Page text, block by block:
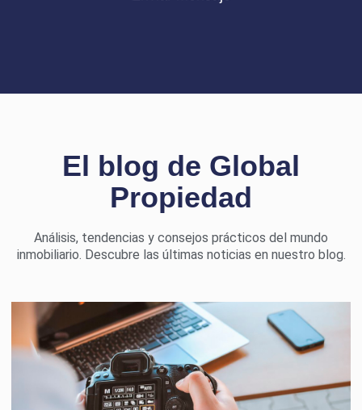
El blog de Global
Propiedad
Análisis, tendencias y consejos prácticos del mundo
inmobiliario. Descubre las últimas noticias en nuestro blog.